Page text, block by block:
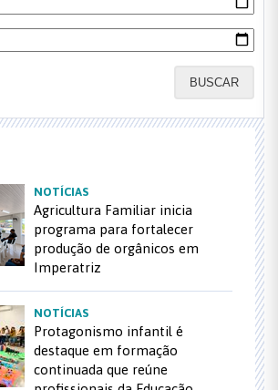
BUSCAR
NOTÍCIAS
Agricultura Familiar inicia
programa para fortalecer
produção de orgânicos em
Imperatriz
NOTÍCIAS
Protagonismo infantil é
destaque em formação
continuada que reúne